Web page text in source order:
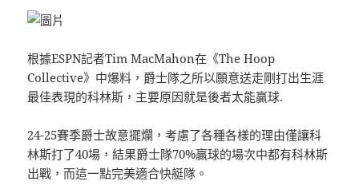
根據ESPN記者Tim MacMahon在《The Hoop
Collective》中爆料，爵士隊之所以願意送走剛打出生涯
最佳表現的科林斯，主要原因就是後者太能贏球.
24-25賽季爵士故意擺爛，考慮了各種各樣的理由僅讓科
林斯打了40場，結果爵士隊70%贏球的場次中都有科林斯
出戰，而這一點完美適合快艇隊。